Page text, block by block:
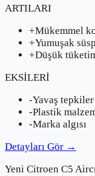
ARTILARI
+Mükemmel
+Yumuşak
+Düşük
EKSİLERİ
-Yavaş tepkiler
-Plastik
-Marka algısı
Detayları Gör →
Yeni Citroen C5